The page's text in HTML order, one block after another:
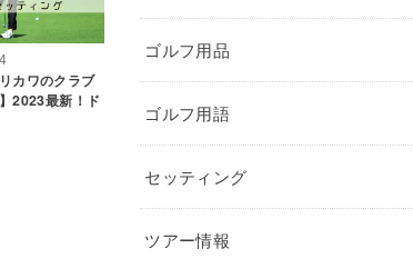
カワのクラブ
2023最新！ド
ゴルフ用品
ゴルフ用語
セッティング
ツアー情報